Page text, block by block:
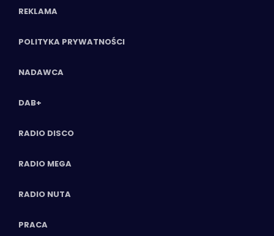
REKLAMA
POLITYKA PRYWATNOŚCI
NADAWCA
DAB+
RADIO DISCO
RADIO MEGA
RADIO NUTA
PRACA